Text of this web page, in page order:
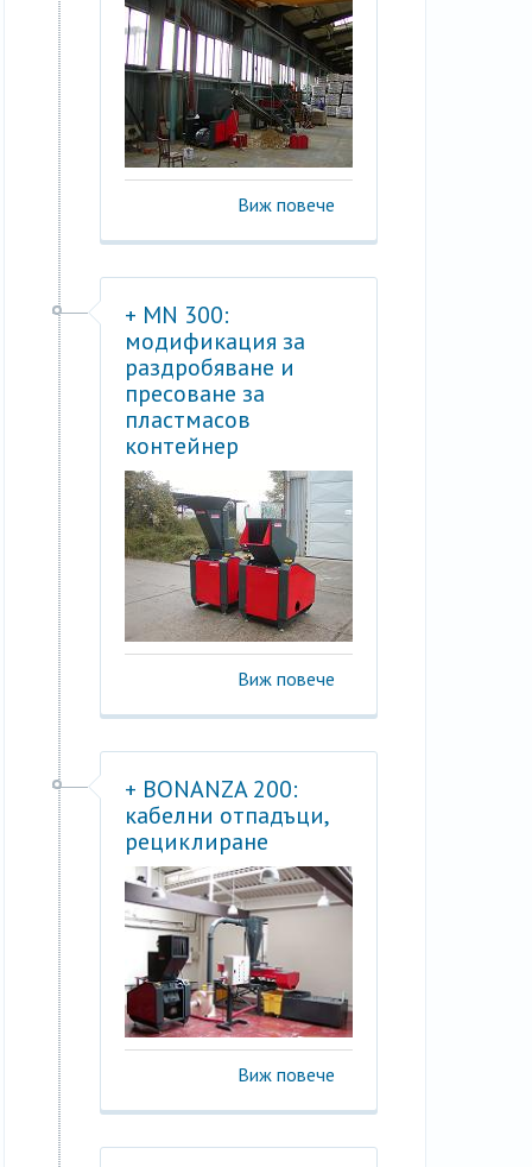
Виж повече
+ MN 300:
модификация за
раздробяване и
пресоване за
пластмасов
контейнер
Виж повече
+ BONANZA 200:
кабелни отпадъци,
рециклиране
Виж повече